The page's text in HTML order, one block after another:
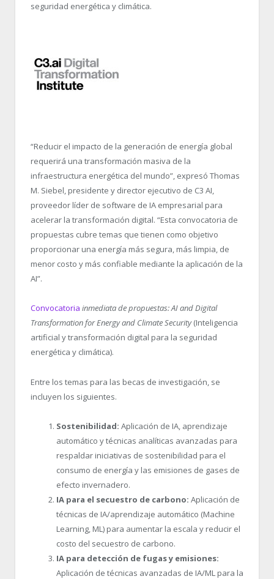
seguridad energética y climática.
“Reducir el impacto de la generación de energía global
requerirá una transformación masiva de la
infraestructura energética del mundo”, expresó Thomas
M. Siebel, presidente y director ejecutivo de C3 AI,
proveedor líder de software de IA empresarial para
acelerar la transformación digital. “Esta convocatoria de
propuestas cubre temas que tienen como objetivo
proporcionar una energía más segura, más limpia, de
menor costo y más confiable mediante la aplicación de la
AI”.
Convocatoria inmediata de propuestas: AI and Digital
Transformation for Energy and Climate Security(Inteligencia
artificial y transformación digital para la seguridad
energética y climática).
Entre los temas para las becas de investigación, se
incluyen los siguientes.
Sostenibilidad: Aplicación de IA, aprendizaje
automático y técnicas analíticas avanzadas para
respaldar iniciativas de sostenibilidad para el
consumo de energía y las emisiones de gases de
efecto invernadero.
IA para el secuestro de carbono: Aplicación de
técnicas de IA/aprendizaje automático (Machine
Learning, ML) para aumentar la escala y reducir el
costo del secuestro de carbono.
IA para detección de fugas y emisiones:
Aplicación de técnicas avanzadas de IA/ML para la